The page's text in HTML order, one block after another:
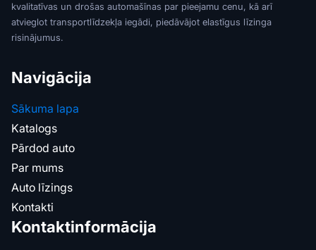
kvalitatīvas un drošas automašīnas par pieejamu cenu, kā arī
atvieglot transportlīdzekļa iegādi, piedāvājot elastīgus līzinga
risinājumus.
Navigācija
Sākuma lapa
Katalogs
Pārdod auto
Par mums
Auto līzings
Kontakti
Kontaktinformācija